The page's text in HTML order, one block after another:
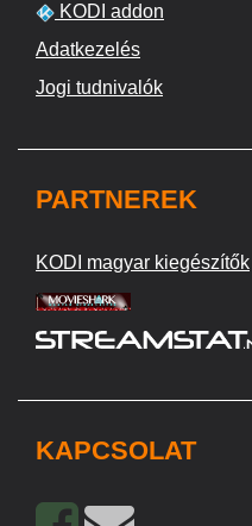
KODI addon
Adatkezelés
Jogi tudnivalók
PARTNEREK
KODI magyar kiegészítők
KAPCSOLAT